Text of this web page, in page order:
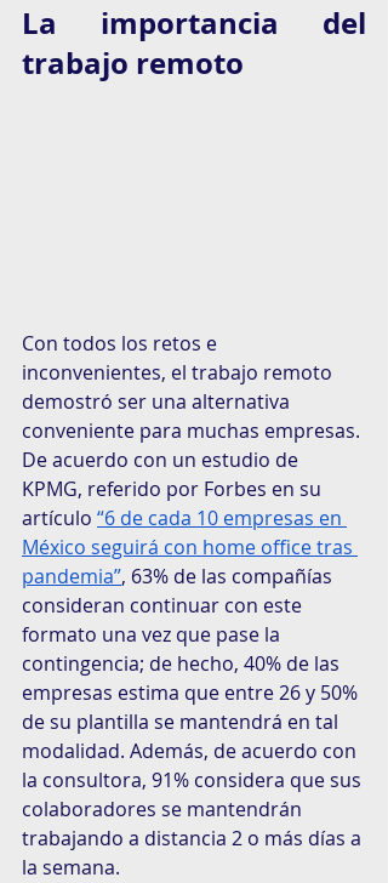
La importancia del
trabajo remoto
Con todos los retos e
inconvenientes, el trabajo remoto
demostró ser una alternativa
conveniente para muchas empresas.
De acuerdo con un estudio de
KPMG, referido por Forbes en su
artículo “6 de cada 10 empresas en
México seguirá con home office tras
pandemia”, 63% de las compañías
consideran continuar con este
formato una vez que pase la
contingencia; de hecho, 40% de las
empresas estima que entre 26 y 50%
de su plantilla se mantendrá en tal
modalidad. Además, de acuerdo con
la consultora, 91% considera que sus
colaboradores se mantendrán
trabajando a distancia 2 o más días a
la semana.